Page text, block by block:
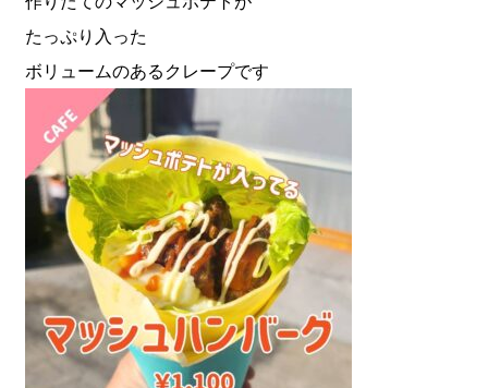
たっぷり入った
ボリュームのあるクレープです